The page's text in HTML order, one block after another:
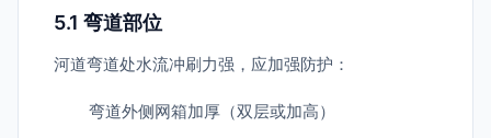
5.1 弯道部位
河道弯道处水流冲刷力强，应加强防护：
弯道外侧网箱加厚（双层或加高）